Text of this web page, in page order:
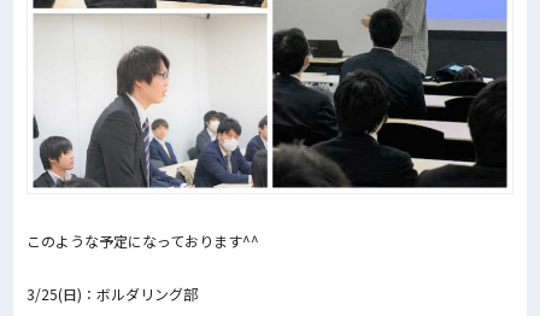
このような予定になっております^^
3/25(日)：ボルダリング部